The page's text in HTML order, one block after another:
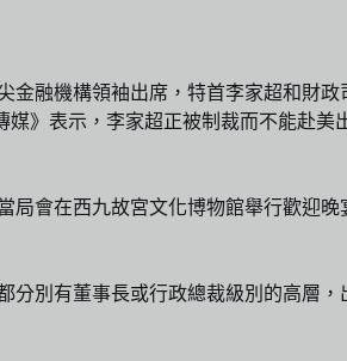
融機構領袖出席，特首李家超和財
》表示，李家超正被制裁而不能赴美
會在西九故宮文化博物館舉行歡迎
別有董事長或行政總裁級別的高層，